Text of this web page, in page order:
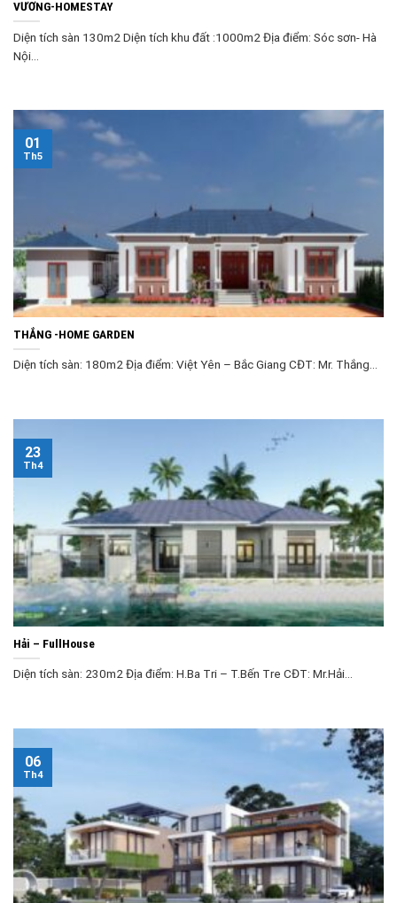
VƯƠNG-HOMESTAY
Diện tích sàn 130m2 Diện tích khu đất :1000m2 Địa điểm: Sóc sơn- Hà
Nội...
THẮNG -HOME GARDEN
Diện tích sàn: 180m2 Địa điểm: Việt Yên – Bắc Giang CĐT: Mr. Thắng...
01
Th5
Hải – FullHouse
Diện tích sàn: 230m2 Địa điểm: H.Ba Tri – T.Bến Tre CĐT: Mr.Hải...
23
Th4
06
Th4